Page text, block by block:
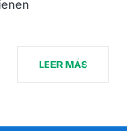
LEER MÁS